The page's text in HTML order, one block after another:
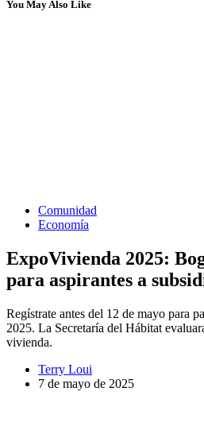
You May Also Like
Comunidad
Economía
ExpoVivienda 2025:
para aspirantes a
Regístrate antes del 12 de mayo para
2025. La Secretaría del Hábitat
vivienda.
Terry Loui
7 de mayo de 2025